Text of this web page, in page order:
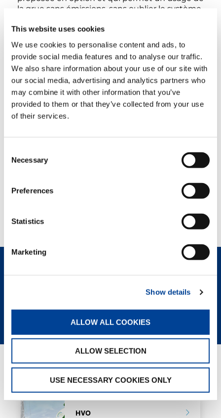
This website uses cookies
We use cookies to personalise content and ads, to
provide social media features and to analyse our traffic.
We also share information about your use of our site with
our social media, advertising and analytics partners who
may combine it with other information that you’ve
provided to them or that they’ve collected from your use
of their services.
Selection
Necessary
Preferences
Statistics
Marketing
Show details
ALLOW ALL COOKIES
ALLOW SELECTION
USE NECESSARY COOKIES ONLY
la grue sans émissions, sans oublier le système
VUE 360° INTÉRACTIVE
EXTERIORLOWER CABIN UPPER CABIN
FICHE TECHNIQUE
GREEN SOLUTIONS
HVO